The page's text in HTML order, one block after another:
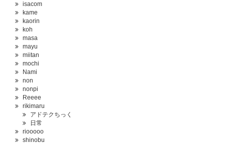
isacom
kame
kaorin
koh
masa
mayu
miitan
mochi
Nami
non
nonpi
Reeee
rikimaru
アドテクちっく
日常
riooooo
shinobu